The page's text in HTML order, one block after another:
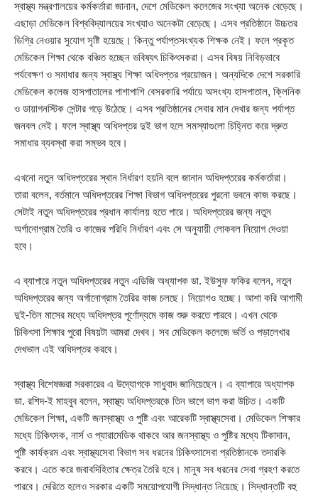
স্বাস্থ্য মন্ত্রণালয়ের কর্মকর্তারা জানান, দেশে মেডিকেল কলেজের সংখ্যা অনেক বেড়েছে।
এছাড়া মেডিকেল বিশ্ববিদ্যালয়ের সংখ্যাও অনেকটা বেড়েছে। এসব প্রতিষ্ঠানে উচ্চতর
ডিগ্রি নেওয়ার সুযোগ সৃষ্টি হয়েছে। কিন্তু পর্যাপ্তসংখ্যক শিক্ষক নেই। ফলে প্রকৃত
মেডিকেল শিক্ষা থেকে বঞ্চিত হচ্ছেন ভবিষ্যৎ চিকিৎসকরা। এসব বিষয় নিবিড়ভাবে
পর্যবেক্ষণ ও সমাধার জন্য স্বাস্থ্য শিক্ষা অধিদপ্তর প্রয়োজন। অন্যদিকে দেশে সরকারি
মেডিকেল কলেজ হাসপাতালের পাশাপাশি বেসরকারি পর্যায়ে অসংখ্য হাসপাতাল, ক্লিনিক
ও ডায়াগনস্টিক সেন্টার গড়ে উঠেছে। এসব প্রতিষ্ঠানের সেবার মান দেখার জন্য পর্যাপ্ত
জনবল নেই। ফলে স্বাস্থ্য অধিদপ্তর দুই ভাগ হলে সমস্যাগুলো চিহ্নিত করে দ্রুত
সমাধার ব্যবস্থা করা সম্ভব হবে।
এখনো নতুন অধিদপ্তরের স্থান নির্ধারণ হয়নি বলে জানান অধিদপ্তরের কর্মকর্তারা।
তারা বলেন, বর্তমানে অধিদপ্তরের শিক্ষা বিভাগ অধিদপ্তরের পুরনো ভবনে কাজ করছে।
সেটাই নতুন অধিদপ্তরের প্রধান কার্যালয় হতে পারে। অধিদপ্তরের জন্য নতুন
অর্গানোগ্রাম তৈরি ও কাজের পরিধি নির্ধারণ এবং সে অনুযায়ী লোকবল নিয়োগ দেওয়া
হবে।
এ ব্যাপারে নতুন অধিদপ্তরের নতুন এডিজি অধ্যাপক ডা. ইউসুফ ফকির বলেন, নতুন
অধিদপ্তরের জন্য অর্গানোগ্রাম তৈরির কাজ চলছে। নিয়োগও হচ্ছে। আশা করি আগামী
দুই-তিন মাসের মধ্যে অধিদপ্তর পূর্ণোদ্যমে কাজ শুরু করতে পারবে। এখন থেকে
চিকিৎসা শিক্ষার পুরো বিষয়টা আমরা দেখব। সব মেডিকেল কলেজে ভর্তি ও পড়ালেখার
দেখভাল এই অধিদপ্তর করবে।
স্বাস্থ্য বিশেষজ্ঞরা সরকারের এ উদ্যোগকে সাধুবাদ জানিয়েছেন। এ ব্যাপারে অধ্যাপক
ডা. রশিদ-ই মাহবুব বলেন, স্বাস্থ্য অধিদপ্তরকে তিন ভাগে ভাগ করা উচিত। একটি
মেডিকেল শিক্ষা, একটি জনস্বাস্থ্য ও পুষ্টি এবং আরেকটি স্বাস্থ্যসেবা। মেডিকেল শিক্ষার
মধ্যে চিকিৎসক, নার্স ও প্যারামেডিক থাকবে আর জনস্বাস্থ্য ও পুষ্টির মধ্যে টিকাদান,
পুষ্টি কার্যক্রম এবং স্বাস্থ্যসেবা বিভাগ সব ধরনের চিকিৎসাসেবা প্রতিষ্ঠানকে তদারকি
করবে। এতে করে জবাবদিহিতার ক্ষেত্র তৈরি হবে। মানুষ সব ধরনের সেবা গ্রহণ করতে
পারবে। দেরিতে হলেও সরকার একটি সময়োপযোগী সিদ্ধান্ত নিয়েছে। সিদ্ধান্তটি বহু